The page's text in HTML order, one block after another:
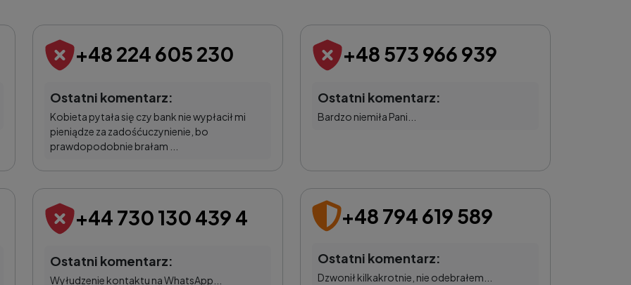
+48 224 605 230
Ostatni komentarz:
Kobieta pytała się czy bank nie wypłacił mi
pieniądze za zadośćuczynienie, bo
prawdopodobnie brałam ...
+48 573 966 939
Ostatni komentarz:
Bardzo niemiła Pani...
+44 730 130 439 4
Ostatni komentarz:
Wyłudzenie kontaktu na WhatsApp...
+48 794 619 589
Ostatni komentarz:
Dzwonił kilkakrotnie, nie odebrałem...